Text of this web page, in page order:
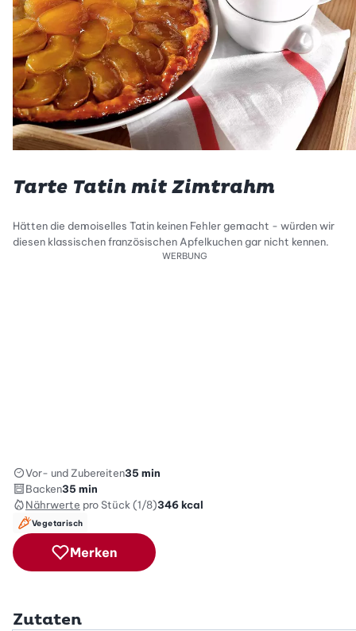
Tarte Tatin mit Zimtrahm
Hätten die demoiselles Tatin keinen Fehler gemacht - würden wir
diesen klassischen französischen Apfelkuchen gar nicht kennen.
WERBUNG
Vor- und Zubereiten35 min
Backen35 min
Nährwerte pro Stück (1/8)346kcal
Vegetarisch
Merken
Zutaten